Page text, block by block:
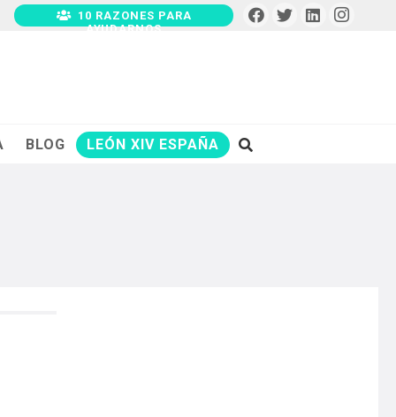
10 RAZONES PARA
AYUDARNOS
BLOG LEÓN XIV ESPAÑA